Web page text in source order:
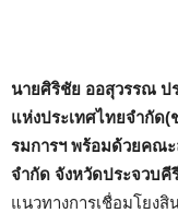
นายศิริชัย ออสุวรรณ ป
แห่งประเทศไทยจำกัด(
รมการฯ พร้อมด้วยคณ
จำกัด จังหวัดประจวบคี
แนวทางการเชื่อมโยงสิ